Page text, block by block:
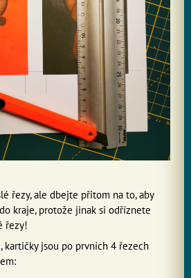
řezy, ale dbejte přitom na to, aby
kraje, protože jinak si odříznete
řezy!
kartičky jsou po prvních 4 řezech